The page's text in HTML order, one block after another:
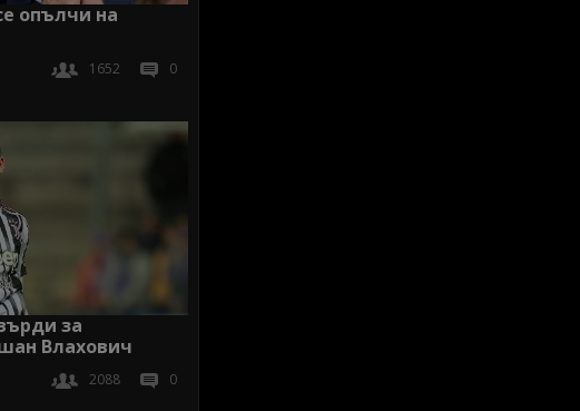
опълчи на
1652 0
за
Влахович
2088 0